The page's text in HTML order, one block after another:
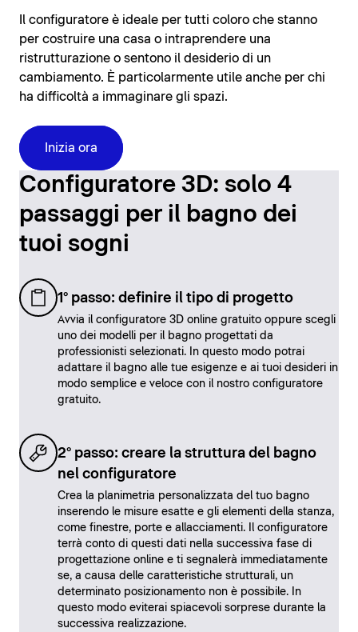
Il configuratore è ideale per tutti coloro che stanno
per costruire una casa o intraprendere una
ristrutturazione o sentono il desiderio di un
cambiamento. È particolarmente utile anche per chi
ha difficoltà a immaginare gli spazi.
Inizia ora
Configuratore 3D: solo 4
passaggi per il bagno dei
tuoi sogni
1° passo: definire il tipo di progetto
Avvia il configuratore 3D online gratuito oppure scegli
uno dei modelli per il bagno progettati da
professionisti selezionati. In questo modo potrai
adattare il bagno alle tue esigenze e ai tuoi desideri in
modo semplice e veloce con il nostro configuratore
gratuito.
2° passo: creare la struttura del bagno
nel configuratore
Crea la planimetria personalizzata del tuo bagno
inserendo le misure esatte e gli elementi della stanza,
come finestre, porte e allacciamenti. Il configuratore
terrà conto di questi dati nella successiva fase di
progettazione online e ti segnalerà immediatamente
se, a causa delle caratteristiche strutturali, un
determinato posizionamento non è possibile. In
questo modo eviterai spiacevoli sorprese durante la
successiva realizzazione.